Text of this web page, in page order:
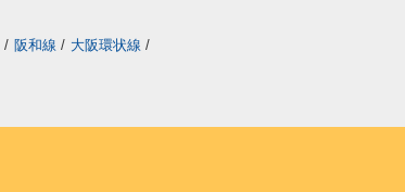
/ 阪和線 / 大阪環状線 /